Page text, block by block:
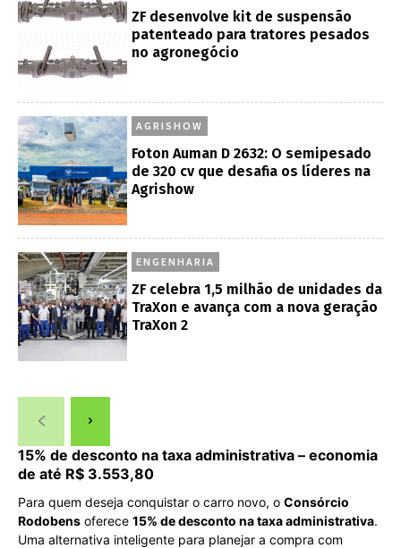
ZF desenvolve kit de suspensão
patenteado para tratores pesados
no agronegócio
AGRISHOW
Foton Auman D 2632: O semipesado
de 320 cv que desafia os líderes na
Agrishow
ENGENHARIA
ZF celebra 1,5 milhão de unidades da
TraXon e avança com a nova geração
TraXon 2
15% de desconto na taxa administrativa – economia
de até R$ 3.553,80
Para quem deseja conquistar o carro novo, o Consórcio
Rodobens oferece 15% de desconto na taxa administrativa.
Uma alternativa inteligente para planejar a compra com